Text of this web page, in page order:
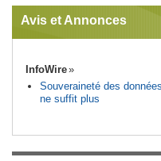
Avis et Annonces
InfoWire
Souveraineté des
ne suffit plus